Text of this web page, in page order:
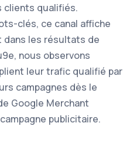
clients qualifiés.
clés, ce canal affiche
dans les résultats de
nous observons
leur trafic qualifié par
campagnes dès le
Google Merchant
publicitaire.